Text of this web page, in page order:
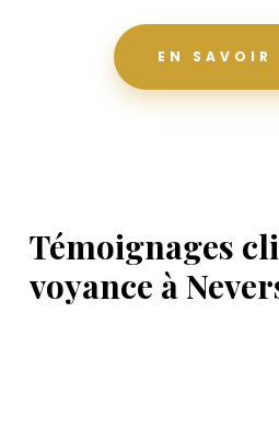
EN SAVOIR
Témoignages
voyance à